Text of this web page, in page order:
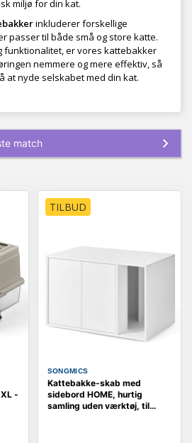
miljø for din kat.
inkluderer forskellige
passer til både små og store katte.
funktionalitet, er vores kattebakker
nemmere og mere effektiv, så
at nyde selskabet med din kat.
-
TILBUD
SONGMICS
Kattebakke-skab med
sidebord HOME, hurtig
samling uden værktøj, til